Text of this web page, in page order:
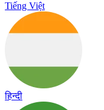
Tiếng Việt
हिन्दी